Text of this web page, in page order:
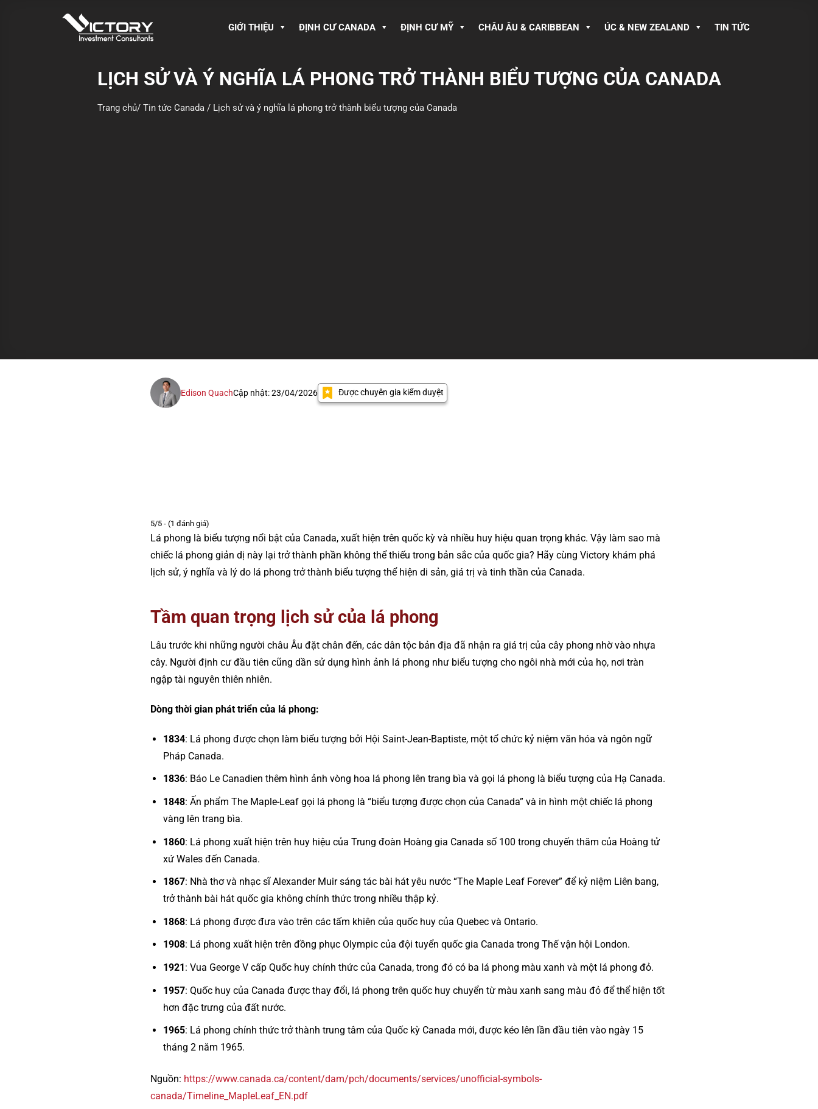
GIỚI THIỆU ĐỊNH CƯ CANADA ĐỊNH CƯ MỸ CHÂU ÂU & CARIBBEAN ÚC & NEW ZEALAND TIN TỨC
LỊCH SỬ VÀ Ý NGHĨA LÁ PHONG TRỞ THÀNH BIỂU TƯỢNG CỦA CANADA
Trang chủ/ Tin tức Canada / Lịch sử và ý nghĩa lá phong trở thành biểu tượng của Canada
Edison QuachCập nhật: 23/04/2026 Được chuyên gia kiểm duyệt
5/5 - (1 đánh giá)
Lá phong là biểu tượng nổi bật của Canada, xuất hiện trên quốc kỳ và nhiều huy hiệu quan trọng khác. Vậy làm sao mà
chiếc lá phong giản dị này lại trở thành phần không thể thiếu trong bản sắc của quốc gia? Hãy cùng Victory khám phá
lịch sử, ý nghĩa và lý do lá phong trở thành biểu tượng thể hiện di sản, giá trị và tinh thần của Canada.
Tầm quan trọng lịch sử của lá phong
Lâu trước khi những người châu Âu đặt chân đến, các dân tộc bản địa đã nhận ra giá trị của cây phong nhờ vào nhựa
cây. Người định cư đầu tiên cũng dần sử dụng hình ảnh lá phong như biểu tượng cho ngôi nhà mới của họ, nơi tràn
ngập tài nguyên thiên nhiên.
Dòng thời gian phát triển của lá phong:
1834: Lá phong được chọn làm biểu tượng bởi Hội Saint-Jean-Baptiste, một tổ chức kỷ niệm văn hóa và ngôn ngữ
Pháp Canada.
1836: Báo Le Canadien thêm hình ảnh vòng hoa lá phong lên trang bìa và gọi lá phong là biểu tượng của Hạ Canada.
1848: Ấn phẩm The Maple-Leaf gọi lá phong là “biểu tượng được chọn của Canada” và in hình một chiếc lá phong
vàng lên trang bìa.
1860: Lá phong xuất hiện trên huy hiệu của Trung đoàn Hoàng gia Canada số 100 trong chuyến thăm của Hoàng tử
xứ Wales đến Canada.
1867: Nhà thơ và nhạc sĩ Alexander Muir sáng tác bài hát yêu nước “The Maple Leaf Forever” để kỷ niệm Liên bang,
trở thành bài hát quốc gia không chính thức trong nhiều thập kỷ.
1868: Lá phong được đưa vào trên các tấm khiên của quốc huy của Quebec và Ontario.
1908: Lá phong xuất hiện trên đồng phục Olympic của đội tuyển quốc gia Canada trong Thế vận hội London.
1921: Vua George V cấp Quốc huy chính thức của Canada, trong đó có ba lá phong màu xanh và một lá phong đỏ.
1957: Quốc huy của Canada được thay đổi, lá phong trên quốc huy chuyển từ màu xanh sang màu đỏ để thể hiện tốt
hơn đặc trưng của đất nước.
1965: Lá phong chính thức trở thành trung tâm của Quốc kỳ Canada mới, được kéo lên lần đầu tiên vào ngày 15
tháng 2 năm 1965.
Nguồn: https://www.canada.ca/content/dam/pch/documents/services/unofficial-symbols-
canada/Timeline_MapleLeaf_EN.pdf